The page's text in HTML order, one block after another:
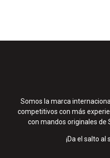
Somos la marca
competitivos con más
con mandos originales de
¡Da el salto al